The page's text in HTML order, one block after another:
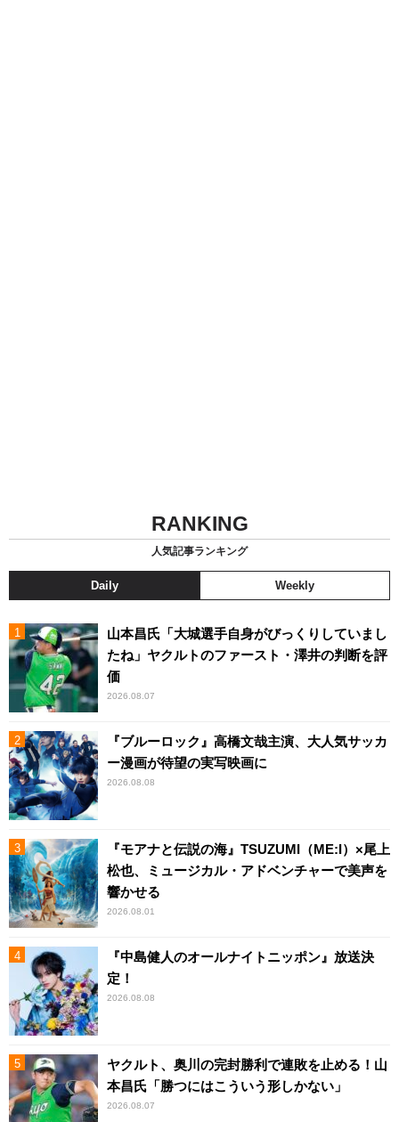
RANKING
人気記事ランキング
Daily Weekly
山本昌氏「大城選手自身がびっくりしていまし
たね」ヤクルトのファースト・澤井の判断を評
価
2026.08.07
『ブルーロック』高橋文哉主演、大人気サッカ
ー漫画が待望の実写映画に
2026.08.08
『モアナと伝説の海』TSUZUMI（ME:I）×尾上
松也、ミュージカル・アドベンチャーで美声を
響かせる
2026.08.01
『中島健人のオールナイトニッポン』放送決
定！
2026.08.08
ヤクルト、奥川の完封勝利で連敗を止める！山
本昌氏「勝つにはこういう形しかない」
2026.08.07